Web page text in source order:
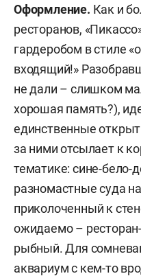
Оформление. Как и
ресторанов,
гардеробом в стиле
входящий!»
не дали – слишком
хорошая память?),
единственные
за ними отсылает к
тематике: сине-бело-
разномастные суда
приколоченный к
ожидаемо –
рыбный. Для
аквариум с кем-то